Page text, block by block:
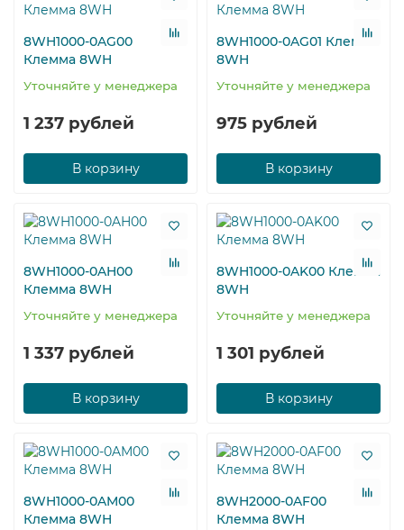
8WH1000-0AG00
Клемма 8WH
Уточняйте у менеджера
1 237 рублей
В корзину
8WH1000-0AG01 Клемма
8WH
Уточняйте у менеджера
975 рублей
В корзину
8WH1000-0AH00
Клемма 8WH
Уточняйте у менеджера
1 337 рублей
В корзину
8WH1000-0AK00 Клемма
8WH
Уточняйте у менеджера
1 301 рублей
В корзину
8WH1000-0AM00
Клемма 8WH
8WH2000-0AF00
Клемма 8WH